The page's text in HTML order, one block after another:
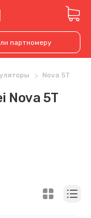
Nova 5T
Nova 5T